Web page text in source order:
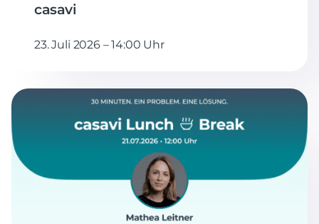
casavi
23. Juli 2026 – 14:00 Uhr